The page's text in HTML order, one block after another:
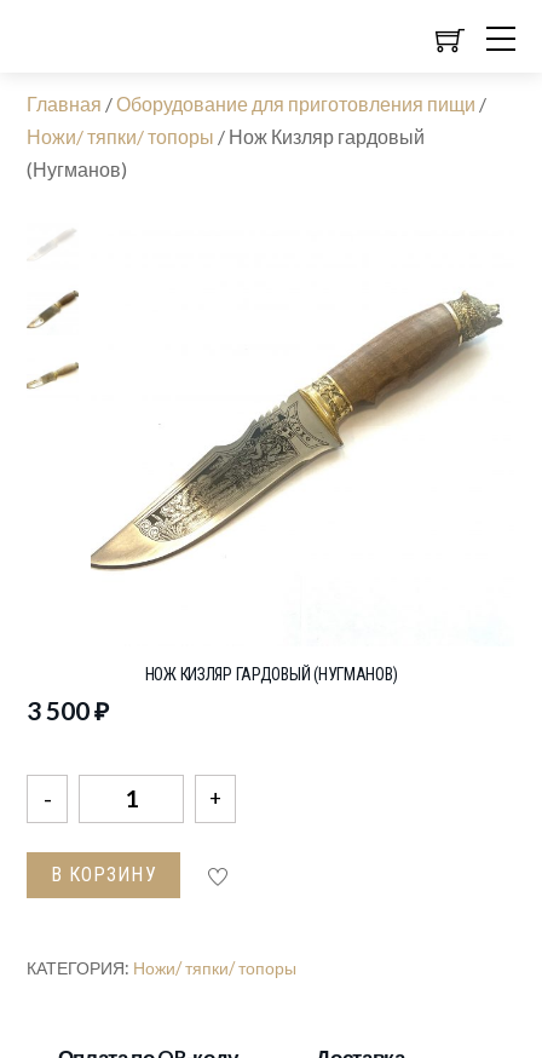
Главная /Оборудование для приготовления пищи /
Ножи/ тяпки/ топоры / Нож Кизляр гардовый
(Нугманов)
НОЖ КИЗЛЯР ГАРДОВЫЙ (НУГМАНОВ)
3 500₽
Количество
товара
Нож
Кизляр
В КОРЗИНУ
КАТЕГОРИЯ: Ножи/ тяпки/ топоры